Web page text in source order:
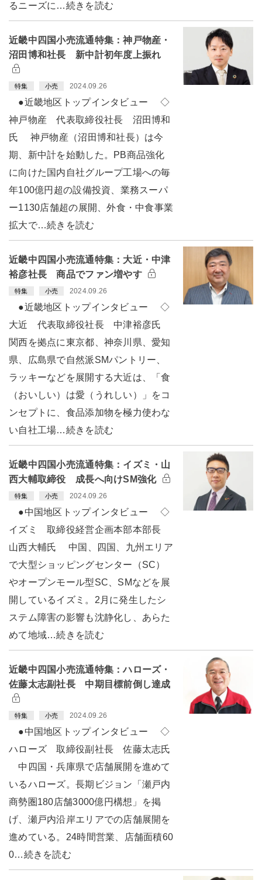
るニーズに…続きを読む
近畿中四国小売流通特集：神戸物産・
沼田博和社長 新中計初年度上振れ
特集 小売 2024.09.26
●近畿地区トップインタビュー ◇
神戸物産 代表取締役社長 沼田博和
氏 神戸物産（沼田博和社長）は今
期、新中計を始動した。PB商品強化
に向けた国内自社グループ工場への毎
年100億円超の設備投資、業務スーパ
ー1130店舗超の展開、外食・中食事業
拡大で…続きを読む
近畿中四国小売流通特集：大近・中津
裕彦社長 商品でファン増やす
特集 小売 2024.09.26
●近畿地区トップインタビュー ◇
大近 代表取締役社長 中津裕彦氏
関西を拠点に東京都、神奈川県、愛知
県、広島県で自然派SMパントリー、
ラッキーなどを展開する大近は、「食
（おいしい）は愛（うれしい）」をコ
ンセプトに、食品添加物を極力使わな
い自社工場…続きを読む
近畿中四国小売流通特集：イズミ・山
西大輔取締役 成長へ向けSM強化
特集 小売 2024.09.26
●中国地区トップインタビュー ◇
イズミ 取締役経営企画本部本部長
山西大輔氏 中国、四国、九州エリア
で大型ショッピングセンター（SC）
やオープンモール型SC、SMなどを展
開しているイズミ。2月に発生したシ
ステム障害の影響も沈静化し、あらた
めて地域…続きを読む
近畿中四国小売流通特集：ハローズ・
佐藤太志副社長 中期目標前倒し達成
特集 小売 2024.09.26
●中国地区トップインタビュー ◇
ハローズ 取締役副社長 佐藤太志氏
中四国・兵庫県で店舗展開を進めて
いるハローズ。長期ビジョン「瀬戸内
商勢圏180店舗3000億円構想」を掲
げ、瀬戸内沿岸エリアでの店舗展開を
進めている。24時間営業、店舗面積60
0…続きを読む